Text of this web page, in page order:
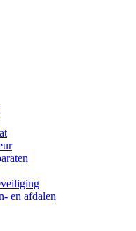
en afdalen